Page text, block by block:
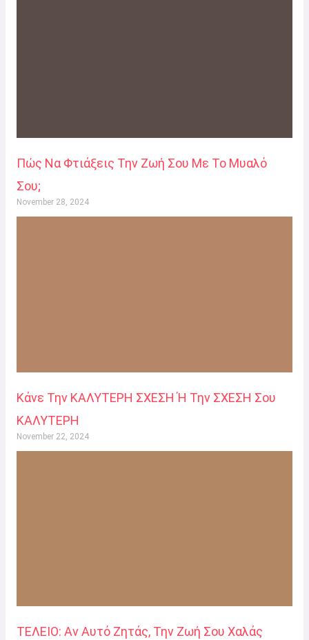
Πώς Να Φτιάξεις Την Ζωή Σου Με Το Μυαλό
Σου;
November 28, 2024
Κάνε Την ΚΑΛΥΤΕΡΗ ΣΧΕΣΗ Ή Την ΣΧΕΣΗ Σου
ΚΑΛΥΤΕΡΗ
November 22, 2024
ΤΕΛΕΙΟ: Αν Αυτό Ζητάς, Την Ζωή Σου Χαλάς